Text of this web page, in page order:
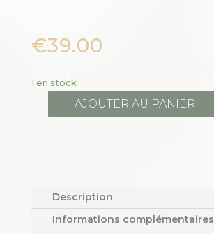
€39.00
1 en stock
Azéri
M
AJOUTER AU PANIER
Description
Informations complémentaires